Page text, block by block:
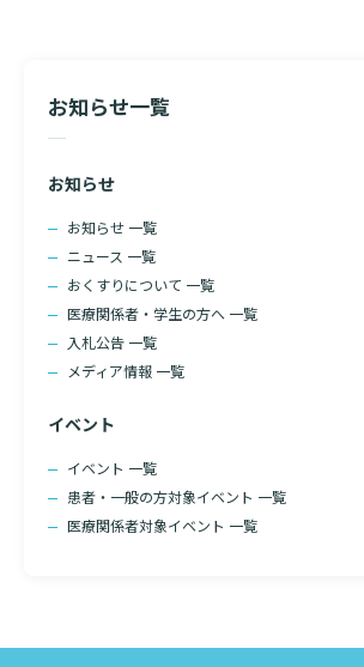
LINEサービスについて
診断書等文書のお申込みについて
診療記録（カルテ）の開示について
よくあるご質問
お知らせ一覧
お知らせ
お知らせ 一覧
ニュース 一覧
おくすりについて 一覧
医療関係者・学生の方へ 一覧
入札公告 一覧
メディア情報 一覧
イベント
イベント 一覧
患者・一般の方対象イベント 一覧
医療関係者対象イベント 一覧